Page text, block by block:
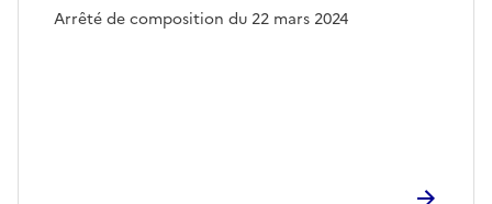
Arrêté de composition du 22 mars 2024